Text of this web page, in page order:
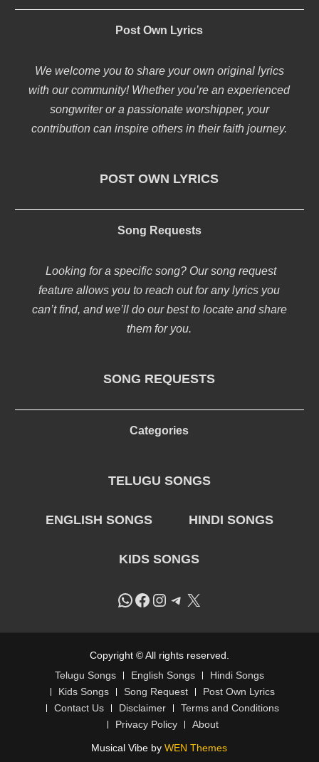
Post Own Lyrics
We welcome you to share your own original lyrics
with our community! Whether you’re an experienced
songwriter or a passionate worshipper, your
contribution can inspire others in their faith journey.
POST OWN LYRICS
Song Requests
Looking for a specific song? Our song request
feature allows you to reach out for any lyrics you
can’t find, and we’ll do our best to locate and share
them for you.
SONG REQUESTS
Categories
TELUGU SONGS
ENGLISH SONGS HINDI SONGS
KIDS SONGS
WhatsApp
Facebook
Instagram
Telegram
X
Copyright © All rights reserved.
Telugu Songs
English Songs
Hindi Songs
Kids Songs
Song Request
Post Own Lyrics
Contact Us
Disclaimer
Terms and Conditions
Privacy Policy
About
Musical Vibe byWEN Themes